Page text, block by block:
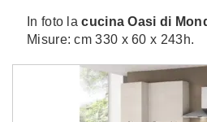
In foto lacucina Oasi di
Misure: cm 330 x 60 x 243h.